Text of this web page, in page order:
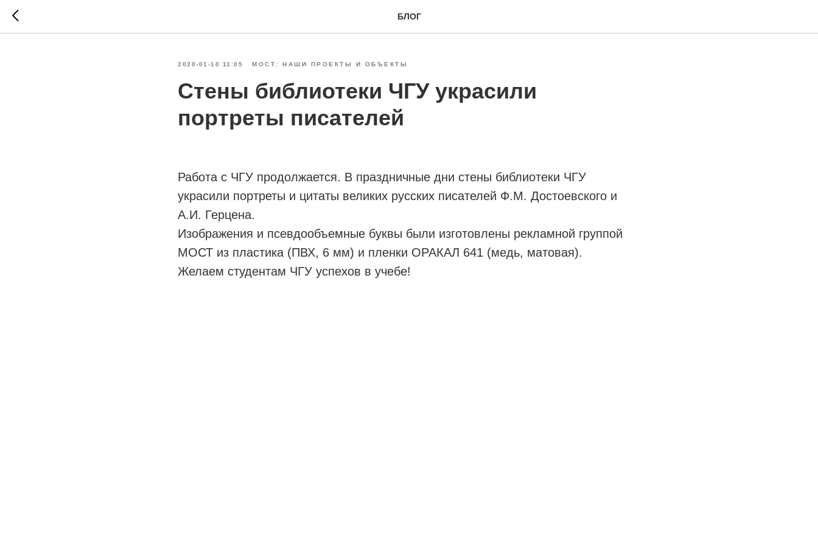
БЛОГ
2020-01-10 11:05 МОСТ: НАШИ ПРОЕКТЫ И ОБЪЕКТЫ
Стены библиотеки ЧГУ украсили
портреты писателей
Работа с ЧГУ продолжается. В праздничные дни стены библиотеки ЧГУ
украсили портреты и цитаты великих русских писателей Ф.М. Достоевского и
А.И. Герцена.
Изображения и псевдообъемные буквы были изготовлены рекламной группой
МОСТ из пластика (ПВХ, 6 мм) и пленки ОРАКАЛ 641 (медь, матовая).
Желаем студентам ЧГУ успехов в учебе!